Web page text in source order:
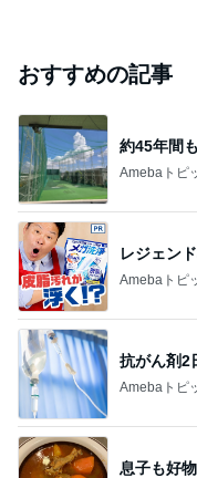
おすすめの記事
約45年間
Amebaトピ
レジェン
Amebaトピ
抗がん剤2
Amebaトピ
息子も好